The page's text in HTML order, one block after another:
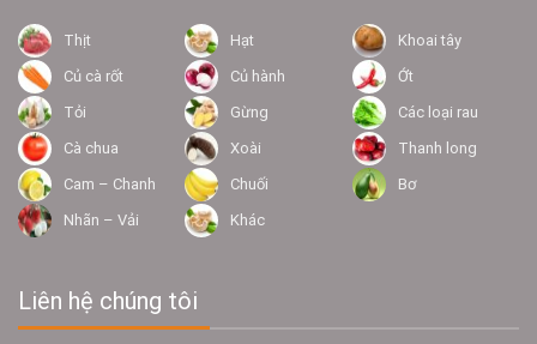
Thịt Hạt
Khoai tây
Củ cà rốt
Củ hành
Ớt
Tỏi
Gừng
Các loại rau
Cà chua
Xoài
Thanh long
Cam – Chanh
Chuối
Bơ
Nhãn – Vải
Khác
Liên hệ chúng tôi